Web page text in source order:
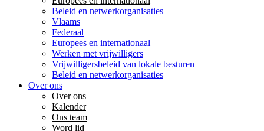
Beleid en netwerkorganisaties
Vlaams
Federaal
Europees en internationaal
Werken met vrijwilligers
Vrijwilligersbeleid van lokale besturen
Beleid en netwerkorganisaties
Over ons
Over ons
Kalender
Ons team
Word lid